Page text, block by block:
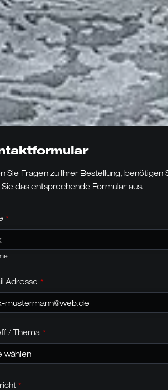
Sie Fragen zu Ihrer Bestellung,
Sie das entsprechende Formular aus.
*
Adresse *
/ Thema *
*